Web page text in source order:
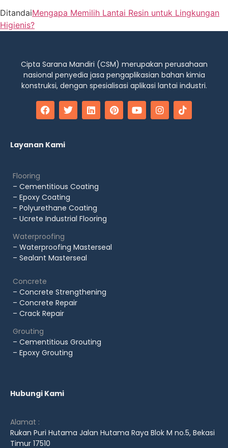
DitandaiMengapa Memilih Lantai Resin untuk Lingkungan
Higienis?
Cipta Sarana Mandiri (CSM) merupakan perusahaan
nasional penyedia jasa pengaplikasian bahan kimia
konstruksi, dengan spesialisasi aplikasi lantai industri.
Layanan Kami
Flooring
– Cementitious Coating
– Epoxy Coating
– Polyurethane Coating
– Ucrete Industrial Flooring
Waterproofing
– Waterproofing Masterseal
– Sealant Masterseal
Concrete
– Concrete Strengthening
– Concrete Repair
– Crack Repair
Grouting
– Cementitious Grouting
– Epoxy Grouting
Hubungi Kami
Alamat :
Rukan Puri Hutama Jalan Hutama Raya Blok M no.5, Bekasi
Timur 17510